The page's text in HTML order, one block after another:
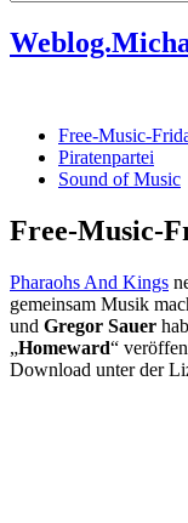
Free-Music-
Piratenpartei
Sound of Music
Free-Music-
Pharaohs And Kings
gemeinsam Musik
und Gregor Sauer
„Homeward“
Download unter der